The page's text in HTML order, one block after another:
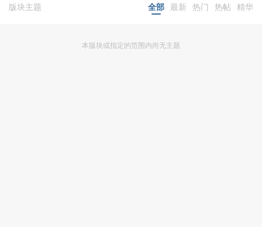
版块主题 全部 最新 热门 热帖 精华
本版块或指定的范围内尚无主题